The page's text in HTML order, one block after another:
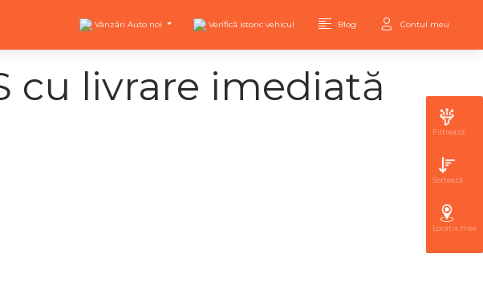
Vânzări Auto noi Verifică istoric vehicul Blog Contul meu
cu livrare imediată
Filtrează
Sortează
Locația mea